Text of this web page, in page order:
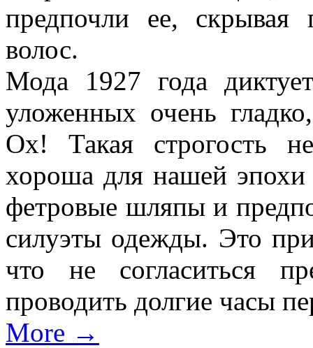
предпочли ее, скрывая
волос.
Мода 1927 года
уложенных очень
Ох! Такая строгость
хороша для нашей
фетровые шляпы и
силуэты одежды. Это
что не согласиться
проводить долгие часы
More →